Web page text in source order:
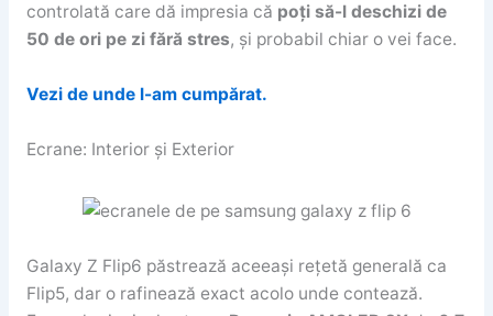
controlată care dă impresia că poți să-l deschizi de
50 de ori pe zi fără stres, și probabil chiar o vei face.
Vezi de unde l-am cumpărat.
Ecrane: Interior și Exterior
Galaxy Z Flip6 păstrează aceeași rețetă generală ca
Flip5, dar o rafinează exact acolo unde contează.